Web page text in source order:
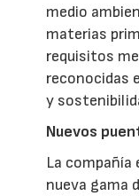
medio
materias
requisitos
reconocidas
y
Nuevos
La compañía
nueva gama